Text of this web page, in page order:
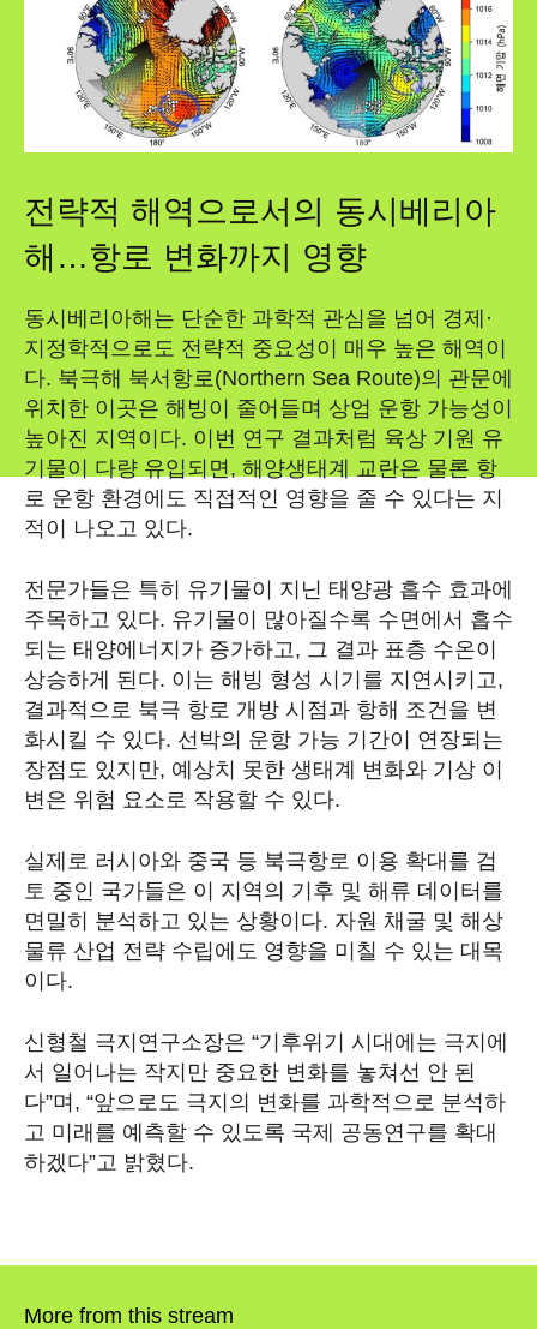
전략적 해역으로서의 동시베리아
해…항로 변화까지 영향
동시베리아해는 단순한 과학적 관심을 넘어 경제·
지정학적으로도 전략적 중요성이 매우 높은 해역이
다. 북극해 북서항로(Northern Sea Route)의 관문에
위치한 이곳은 해빙이 줄어들며 상업 운항 가능성이
높아진 지역이다. 이번 연구 결과처럼 육상 기원 유
기물이 다량 유입되면, 해양생태계 교란은 물론 항
로 운항 환경에도 직접적인 영향을 줄 수 있다는 지
적이 나오고 있다.
전문가들은 특히 유기물이 지닌 태양광 흡수 효과에
주목하고 있다. 유기물이 많아질수록 수면에서 흡수
되는 태양에너지가 증가하고, 그 결과 표층 수온이
상승하게 된다. 이는 해빙 형성 시기를 지연시키고,
결과적으로 북극 항로 개방 시점과 항해 조건을 변
화시킬 수 있다. 선박의 운항 가능 기간이 연장되는
장점도 있지만, 예상치 못한 생태계 변화와 기상 이
변은 위험 요소로 작용할 수 있다.
실제로 러시아와 중국 등 북극항로 이용 확대를 검
토 중인 국가들은 이 지역의 기후 및 해류 데이터를
면밀히 분석하고 있는 상황이다. 자원 채굴 및 해상
물류 산업 전략 수립에도 영향을 미칠 수 있는 대목
이다.
신형철 극지연구소장은 “기후위기 시대에는 극지에
서 일어나는 작지만 중요한 변화를 놓쳐선 안 된
다”며, “앞으로도 극지의 변화를 과학적으로 분석하
고 미래를 예측할 수 있도록 국제 공동연구를 확대
하겠다”고 밝혔다.
More from this stream